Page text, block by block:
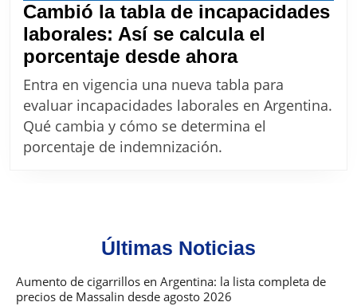
Cambió la tabla de incapacidades
laborales: Así se calcula el
porcentaje desde ahoraCambió
la
tabla
de
el
porcentaje
Entra en vigencia una nueva tabla para
evaluar incapacidades laborales en Argentina.
Qué cambia y cómo se determina el
porcentaje de indemnización.
Últimas Noticias
Aumento de cigarrillos en Argentina: la lista completa de
precios de Massalin desde agosto 2026